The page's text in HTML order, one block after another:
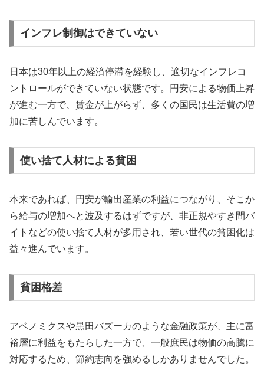
インフレ制御はできていない
日本は30年以上の経済停滞を経験し、適切なインフレコ
ントロールができていない状態です。円安による物価上昇
が進む一方で、賃金が上がらず、多くの国民は生活費の増
加に苦しんでいます。
使い捨て人材による貧困
本来であれば、円安が輸出産業の利益につながり、そこか
ら給与の増加へと波及するはずですが、非正規やすき間バ
イトなどの使い捨て人材が多用され、若い世代の貧困化は
益々進んでいます。
貧困格差
アベノミクスや黒田バズーカのような金融政策が、主に富
裕層に利益をもたらした一方で、一般庶民は物価の高騰に
対応するため、節約志向を強めるしかありませんでした。